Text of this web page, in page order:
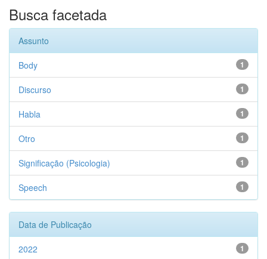
Busca facetada
Assunto
1
Body
1
Discurso
1
Habla
1
Otro
1
Significação (Psicologia)
1
Speech
Data de Publicação
1
2022